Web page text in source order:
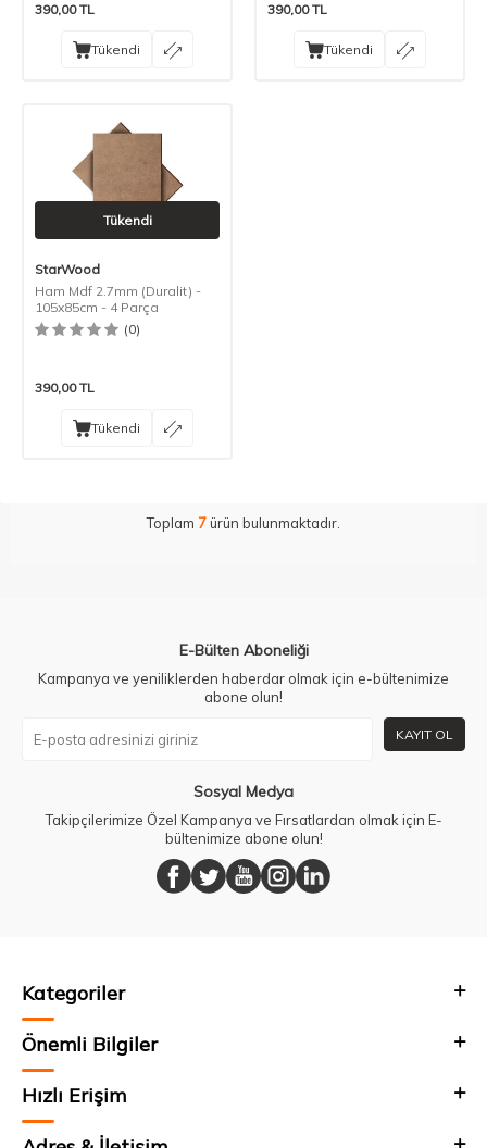
390,00TL
Tükendi
390,00TL
Tükendi
Tükendi
StarWood
Ham Mdf 2.7mm (Duralit) -
105x85cm - 4 Parça
(0)
390,00TL
Tükendi
Toplam 7ürün bulunmaktadır.
E-Bülten Aboneliği
Kampanya ve yeniliklerden haberdar olmak için e-bültenimize
abone olun!
KAYIT OL
Sosyal Medya
Takipçilerimize Özel Kampanya ve Fırsatlardan olmak için E-
bültenimize abone olun!
Kategoriler
Önemli Bilgiler
Hızlı Erişim